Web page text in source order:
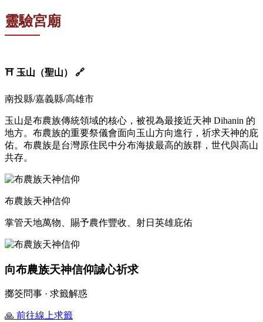
靈驗宮廟
⛩️ 玉山（聖山） 🔗
南投縣/嘉義縣/高雄市
玉山是布農族傳統領域的核心，被視為最接近天神 Dihanin 的
地方。布農族的重要祭儀會面向玉山方向進行，祈求天神的庇
佑。布農族是台灣原住民中分布海拔最高的族群，世代與高山
共存。
布農族天神信仰
掌管天地萬物、賜予農作豐收、射日英雄庇佑
向布農族天神信仰誠心祈求
擲筊問事 · 求籤解惑
🙏 前往線上求籤